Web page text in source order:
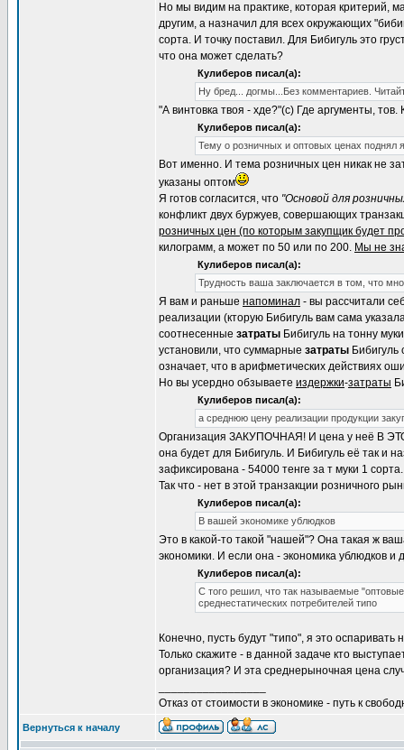
Но мы видим на практике, которая критерий,
другим, а назначил для всех окружающих
сорта. И точку поставил. Для Бибигуль это
что она может сделать?
Кулиберов писал(а):
Ну бред... догмы...Без комментариев.
"А винтовка твоя - хде?"(с) Где аргументы,
Кулиберов писал(а):
Тему о розничных и оптовых ценах поднял
Вот именно. И тема розничных цен никак не
указаны оптом
Я готов согласится, что "Основой для
конфликт двух буржуев, совершающих
розничных цен (по которым закупщик будет
килограмм, а может по 50 или по 200. Мы не
Кулиберов писал(а):
Трудность ваша заключается в том, что
Я вам и раньше напоминал - вы рассчитали
реализации (кторую Бибигуль вам сама
соотнесенные затраты Бибигуль на тонну
установили, что суммарные затраты
означает, что в арифметических действиях
Но вы усердно обзываете издержки-затраты
Кулиберов писал(а):
а среднюю цену реализации продукции
Организация ЗАКУПОЧНАЯ! И цена у неё В
она будет для Бибигуль. И Бибигуль её так и
зафиксирована - 54000 тенге за т муки 1 сорта.
Так что - нет в этой транзакции розничного
Кулиберов писал(а):
В вашей экономике ублюдков
Это в какой-то такой "нашей"? Она такая ж
экономики. И если она - экономика ублюдков и
Кулиберов писал(а):
С того решил, что так называемые
среднестатических потребителей типо
Конечно, пусть будут "типо", я это оспаривать
Только скажите - в данной задаче кто
организация? И эта среднерыночная цена
Отказ от стоимости в экономике - путь к
Вернуться к началу